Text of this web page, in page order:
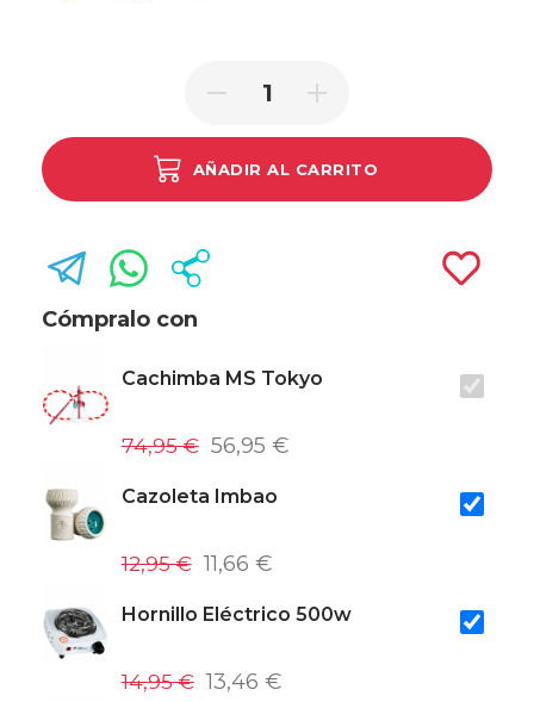
AÑADIR AL CARRITO
Cómpralo con
Cachimba MS Tokyo
74,95 € 56,95 €
Cazoleta Imbao
12,95 € 11,66 €
Hornillo Eléctrico 500w
14,95 € 13,46 €